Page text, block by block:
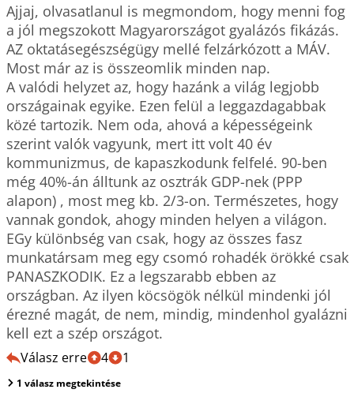
Ajjaj, olvasatlanul is megmondom, hogy menni fog
a jól megszokott Magyarországot gyalázós fikázás.
AZ oktatásegészségügy mellé felzárkózott a MÁV.
Most már az is összeomlik minden nap.
A valódi helyzet az, hogy hazánk a világ legjobb
országainak egyike. Ezen felül a leggazdagabbak
közé tartozik. Nem oda, ahová a képességeink
szerint valók vagyunk, mert itt volt 40 év
kommunizmus, de kapaszkodunk felfelé. 90-ben
még 40%-án álltunk az osztrák GDP-nek (PPP
alapon) , most meg kb. 2/3-on. Természetes, hogy
vannak gondok, ahogy minden helyen a világon.
EGy különbség van csak, hogy az összes fasz
munkatársam meg egy csomó rohadék örökké csak
PANASZKODIK. Ez a legszarabb ebben az
országban. Az ilyen köcsögök nélkül mindenki jól
érezné magát, de nem, mindig, mindenhol gyalázni
kell ezt a szép országot.
Válasz erre 4 1
1 válasz megtekintése